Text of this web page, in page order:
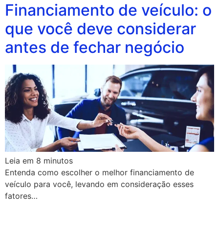
Financiamento de veículo: o
que você deve considerar
antes de fechar negócio
Leia em 8 minutos
Entenda como escolher o melhor financiamento de
veículo para você, levando em consideração esses
fatores…